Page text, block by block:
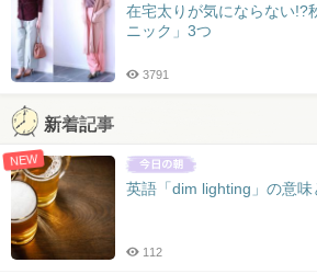
在宅太りが気にならない!?
ニック」3つ
3791
新着記事
NEW
英語「dim lighting」の意味
112